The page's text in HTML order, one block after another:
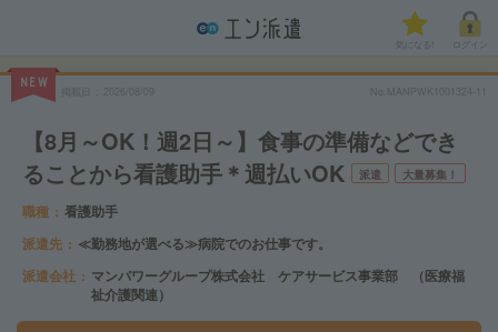
気になる!
NEW
No.MANPWK1001324-11
【8月～OK！週2日～】食事の準備などでき
ることから看護助手＊週払いOK
派遣 大量募集！
職種
看護助手
派遣先
≪勤務地が選べる≫病院でのお仕事です。
派遣会社
マンパワーグループ株式会社 ケアサービス事業部 （医療福
祉介護関連）